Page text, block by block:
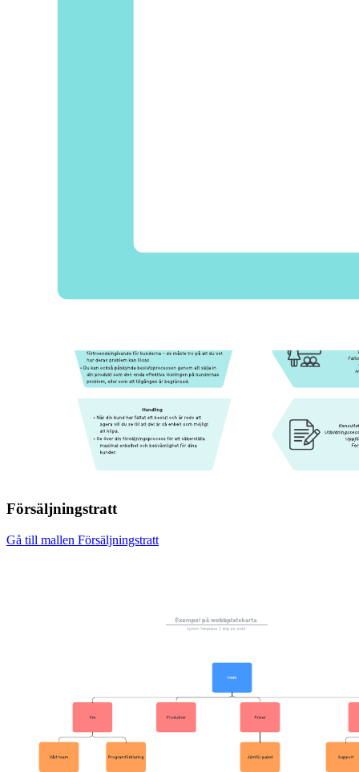
Försäljningstratt
Gå till mallen Försäljningstratt